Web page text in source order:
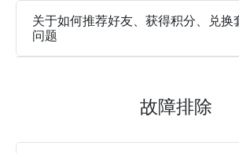
关于如何推荐好友、获得积分、兑换
问题
故障排除